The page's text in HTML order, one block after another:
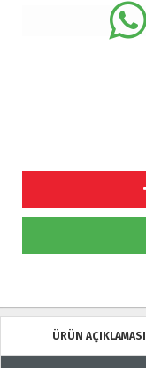
ÜRÜN AÇIKLAMASI